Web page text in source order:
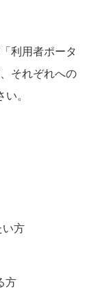
利用者ポータ
それぞれへの
。
方
方